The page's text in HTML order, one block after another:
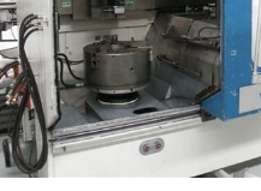
fektetése - Hűtőfolyadék